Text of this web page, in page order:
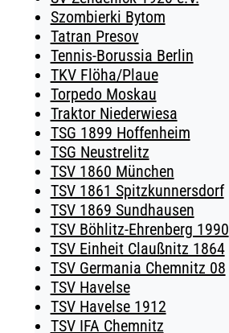
Szombierki Bytom
Tatran Presov
Tennis-Borussia Berlin
TKV Flöha/Plaue
Torpedo Moskau
Traktor Niederwiesa
TSG 1899 Hoffenheim
TSG Neustrelitz
TSV 1860 München
TSV 1861 Spitzkunnersdorf
TSV 1869 Sundhausen
TSV Böhlitz-Ehrenberg 1990
TSV Einheit Claußnitz 1864
TSV Germania Chemnitz 08
TSV Havelse
TSV Havelse 1912
TSV IFA Chemnitz